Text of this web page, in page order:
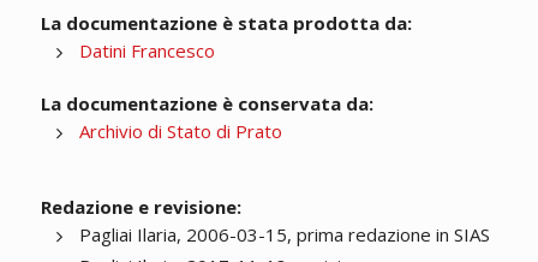
La documentazione è stata prodotta da:
Datini Francesco
La documentazione è conservata da:
Archivio di Stato di Prato
Redazione e revisione:
Pagliai Ilaria, 2006-03-15, prima redazione in SIAS